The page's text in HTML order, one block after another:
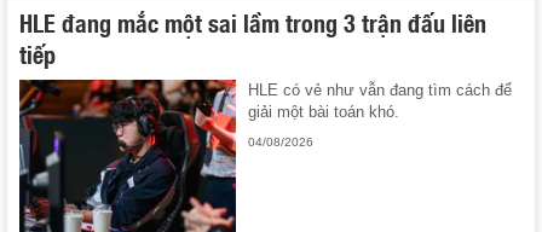
HLE đang mắc một sai lầm trong 3 trận đấu liên
tiếp
HLE có vẻ như vẫn đang tìm cách để
giải một bài toán khó.
04/08/2026